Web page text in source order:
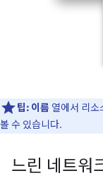
팁: 이름 열에서 리소
볼 수 있습니다.
느린 네트워